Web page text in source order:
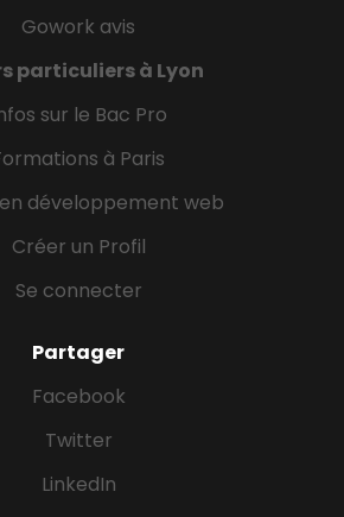
Gowork avis
particuliers à Lyon
sur le Bac Pro
à Paris
développement web
Créer un Profil
Se connecter
Partager
Facebook
Twitter
LinkedIn